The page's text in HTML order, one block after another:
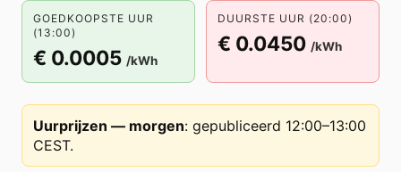
GOEDKOOPSTE UUR
(13:00)
€ 0.0005 /kWh
DUURSTE UUR (20:00)
€ 0.0450 /kWh
Uurprijzen — morgen: gepubliceerd 12:00–13:00
CEST.